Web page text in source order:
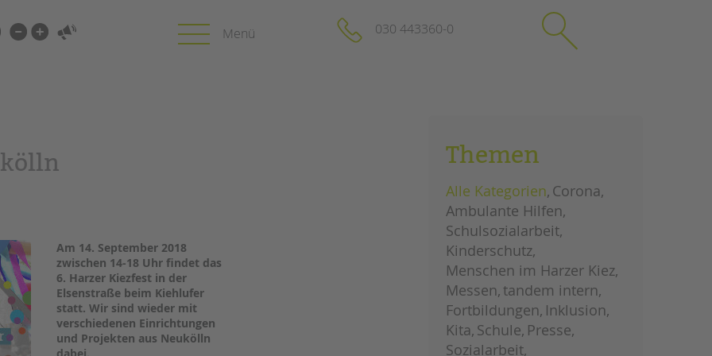
schoolcoach BTL
tandem international
Impressum
Datenschutz
Hinweisgebersystem
Intranet
schließen
030 443360-0
Suchen
Am 14. September 2018
zwischen 14-18 Uhr findet das
6. Harzer Kiezfest in der
Elsenstraße beim Kiehlufer
statt. Wir sind wieder mit
verschiedenen Einrichtungen
und Projekten aus Neukölln
Themen
Alle Kategorien Corona
Ambulante Hilfen
Schulsozialarbeit
Kinderschutz
Menschen im Harzer Kiez
Messen tandem intern
Fortbildungen Inklusion
Kita Schule Presse
Sozialarbeit